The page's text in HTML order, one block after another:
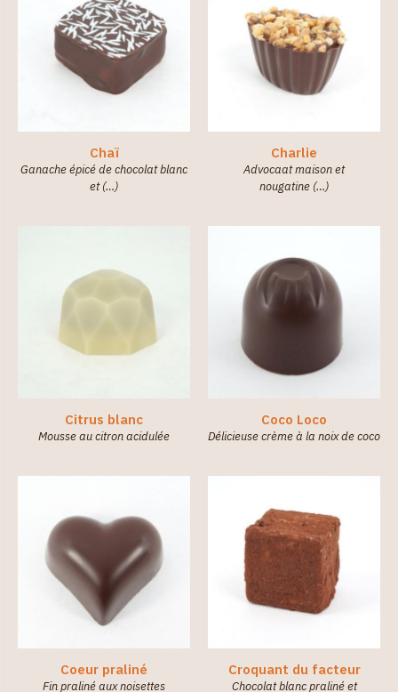
Chaï
Ganache épicé de chocolat blanc
et (…)
Charlie
Advocaat maison et
nougatine (…)
Citrus blanc
Mousse au citron acidulée
Coco Loco
Délicieuse crème à la noix de coco
Coeur praliné
Fin praliné aux noisettes
Croquant du facteur
Chocolat blanc praliné et